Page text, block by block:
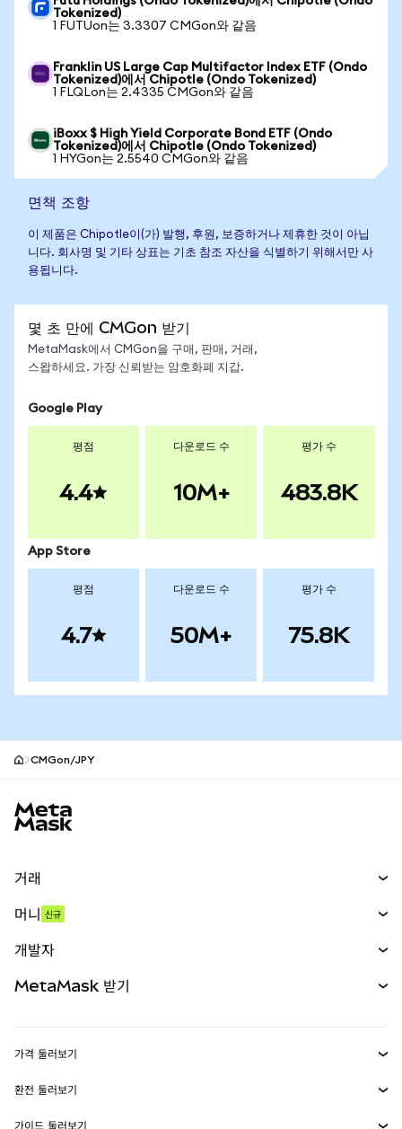
Tokenized)
1 FUTUon는 3.3307 CMGon와 같음
Franklin US Large Cap Multifactor Index ETF (Ondo
Tokenized)에서 Chipotle (Ondo Tokenized)
1 FLQLon는 2.4335 CMGon와 같음
iBoxx $ High Yield Corporate Bond ETF (Ondo
Tokenized)에서 Chipotle (Ondo Tokenized)
1 HYGon는 2.5540 CMGon와 같음
면책 조항
이 제품은 Chipotle이(가) 발행, 후원, 보증하거나 제휴한 것이 아닙
니다. 회사명 및 기타 상표는 기초 참조 자산을 식별하기 위해서만 사
용됩니다.
몇 초 만에 CMGon 받기
MetaMask에서 CMGon을 구매, 판매, 거래,
스왑하세요. 가장 신뢰받는 암호화폐 지갑.
Google Play
평점
4.4
다운로드 수
10M+
평가 수
483.8K
App Store
평점
4.7
다운로드 수
50M+
평가 수
75.8K
CMGon/JPY
거래
무기한 선물
실물자산
머니 신규
개발자
MetaMask Connect
MetaMask 받기
가격 둘러보기
이더리움 가격
솔라나 가격
환전 둘러보기
가이드 둘러보기